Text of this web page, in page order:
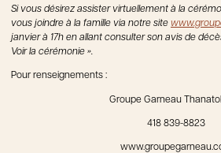
Si vous désirez assister virtuellement à la
vous joindre à la famille via notre site
janvier à 17h en allant consulter son avis de
Voir la cérémonie ».
Pour renseignements :
Groupe Garneau
418 839-8823